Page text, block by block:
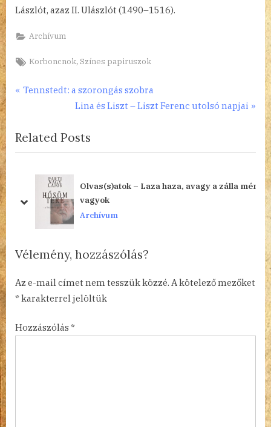
Lászlót, azaz II. Ulászlót (1490–1516).
Archívum
Tags:
Korboncnok, Színes papiruszok
Bejegyzés
P
v
i
s
t
Tennstedt: a szorongás szobra
N
x
t
Lina és Liszt – Liszt Ferenc utolsó napjai
Related Posts
Olvas(s)atok – Laza haza, avagy a zálla mén
vagyok
Archívum
prev
next
Vélemény, hozzászólás?
Az e-mail címet nem tesszük közzé. A kötelező mezőket
* karakterrel jelöltük
Hozzászólás *